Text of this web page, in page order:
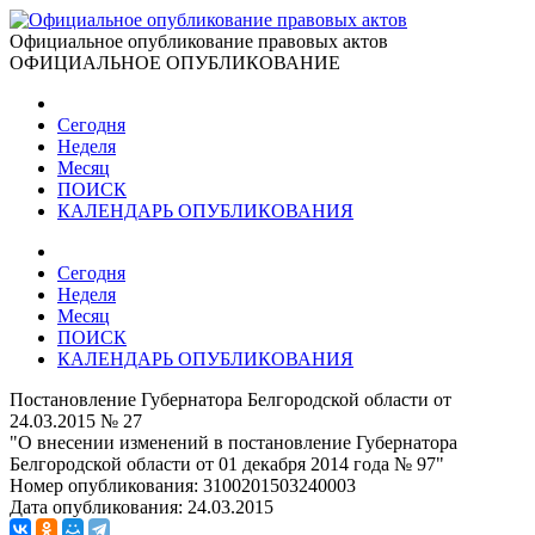
Официальное опубликование правовых актов
ОФИЦИАЛЬНОЕ ОПУБЛИКОВАНИЕ
Сегодня
Неделя
Месяц
ПОИСК
КАЛЕНДАРЬ ОПУБЛИКОВАНИЯ
Сегодня
Неделя
Месяц
ПОИСК
КАЛЕНДАРЬ ОПУБЛИКОВАНИЯ
Постановление Губернатора Белгородской области от
24.03.2015 № 27
"О внесении изменений в постановление Губернатора
Белгородской области от 01 декабря 2014 года № 97"
Номер опубликования: 3100201503240003
Дата опубликования: 24.03.2015